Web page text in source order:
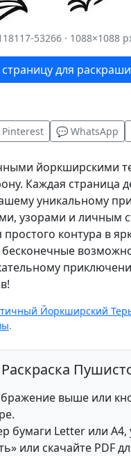
53266 · 1088×1088
для
Pinterest 💬 WhatsApp
йоркширскими
Каждая
уникальному
узорами и личным
контура в
Йоркширский
.
выше или
бумаги Letter или
или скачайте PDF